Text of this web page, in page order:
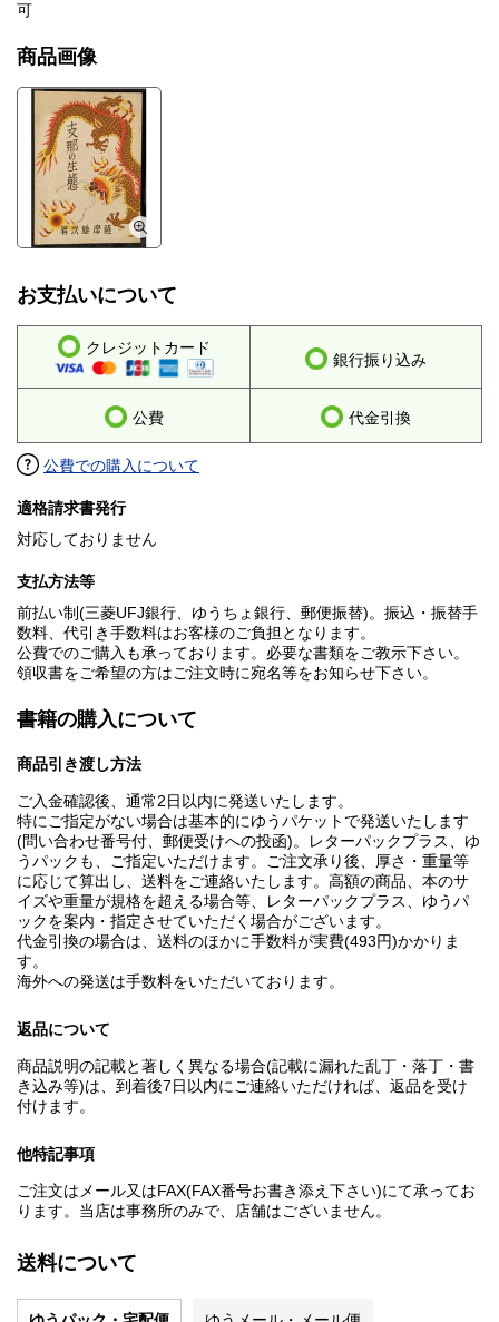
可
商品画像
お支払いについて
クレジットカード
銀行振り込み
公費 代金引換
公費での購入について
適格請求書発行
対応しておりません
支払方法等
前払い制(三菱UFJ銀行、ゆうちょ銀行、郵便振替)。振込・振替手
数料、代引き手数料はお客様のご負担となります。
公費でのご購入も承っております。必要な書類をご教示下さい。
領収書をご希望の方はご注文時に宛名等をお知らせ下さい。
書籍の購入について
商品引き渡し方法
ご入金確認後、通常2日以内に発送いたします。
特にご指定がない場合は基本的にゆうパケットで発送いたします
(問い合わせ番号付、郵便受けへの投函)。レターパックプラス、ゆ
うパックも、ご指定いただけます。ご注文承り後、厚さ・重量等
に応じて算出し、送料をご連絡いたします。高額の商品、本のサ
イズや重量が規格を超える場合等、レターパックプラス、ゆうパ
ックを案内・指定させていただく場合がございます。
代金引換の場合は、送料のほかに手数料が実費(493円)かかりま
す。
海外への発送は手数料をいただいております。
返品について
商品説明の記載と著しく異なる場合(記載に漏れた乱丁・落丁・書
き込み等)は、到着後7日以内にご連絡いただければ、返品を受け
付けます。
他特記事項
ご注文はメール又はFAX(FAX番号お書き添え下さい)にて承ってお
ります。当店は事務所のみで、店舗はございません。
送料について